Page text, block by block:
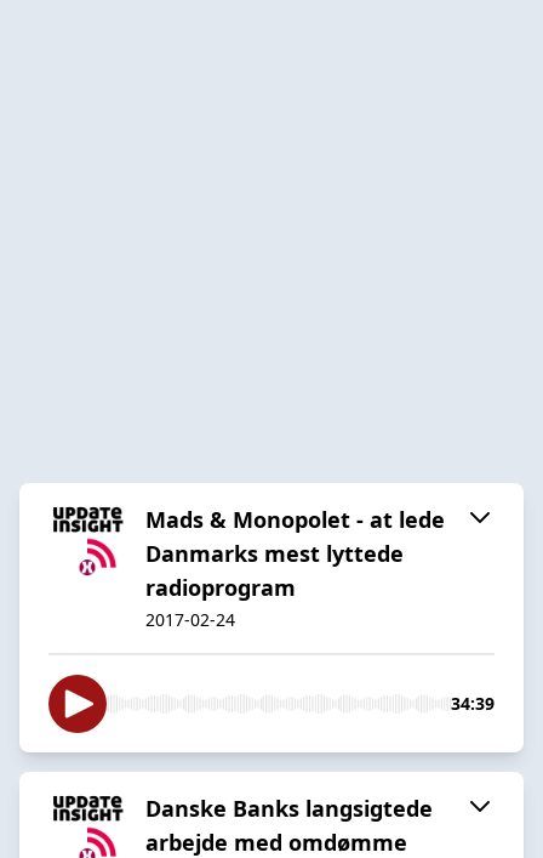
Mads & Monopolet - at lede
Danmarks mest lyttede
radioprogram
2017-02-24
34:39
Danske Banks langsigtede
arbejde med omdømme